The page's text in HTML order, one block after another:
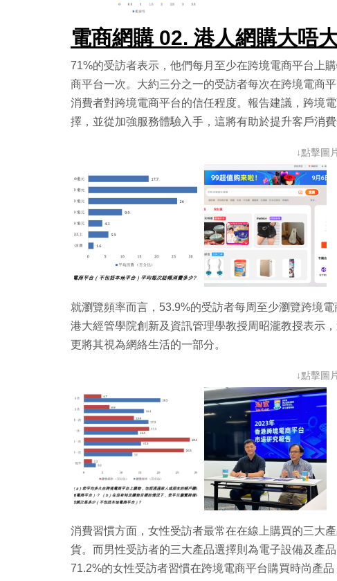
電商網購 02. 港人網購大唔
71%的受訪者表示，他們每月至少在跨境電商平台上
商平台一次。大約三分之一的受訪者每次在跨境電商
消費者對跨境電商平台的信任程度。報告建議，跨境
擇，並從加強服務體驗入手，這將有助於提升客戶消費
↓點擊圖
就瀏覽頻率而言，53.9%的受訪者每周至少瀏覽跨境
港大經管學院創新及資訊管理學教授周昭瀧教授表示
更將其視為網絡生活的一部分。
↓點擊圖
消費習慣方面，女性受訪者最常在在線上購買的三大
貨。而男性受訪者的三大產品選擇則為電子設備及產
71.2%的女性受訪者習慣在跨境電商平台購買時尚產